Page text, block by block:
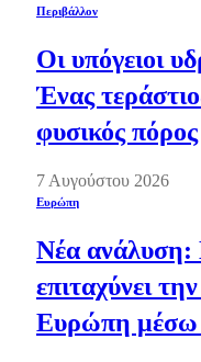
Περιβάλλον
Οι υπόγειοι
Ένας
φυσικός πόρος
7 Αυγούστου 2026
Ευρώπη
Νέα ανάλυση:
επιταχύνει
Ευρώπη μέσω